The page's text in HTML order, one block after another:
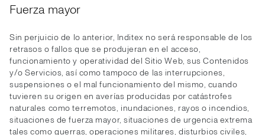
Fuerza mayor
Sin perjuicio de lo anterior, Inditex no será responsable de los
retrasos o fallos que se produjeran en el acceso,
funcionamiento y operatividad del Sitio Web, sus Contenidos
y/o Servicios, así como tampoco de las interrupciones,
suspensiones o el mal funcionamiento del mismo, cuando
tuvieren su origen en averías producidas por catástrofes
naturales como terremotos, inundaciones, rayos o incendios,
situaciones de fuerza mayor, situaciones de urgencia extrema
tales como guerras, operaciones militares, disturbios civiles,